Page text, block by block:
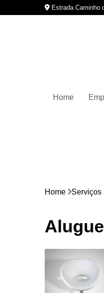
Estrada Caminho
Home
Home Serviços